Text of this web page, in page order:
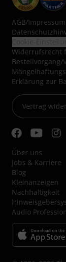
AGB/Impressum
Widerrufsrecht
Bestellvorgang/
Erklärung zur
Vertrag
Über uns
Jobs & Karriere
Blog
Kleinanzeigen
Nachhaltigkeit
Audio